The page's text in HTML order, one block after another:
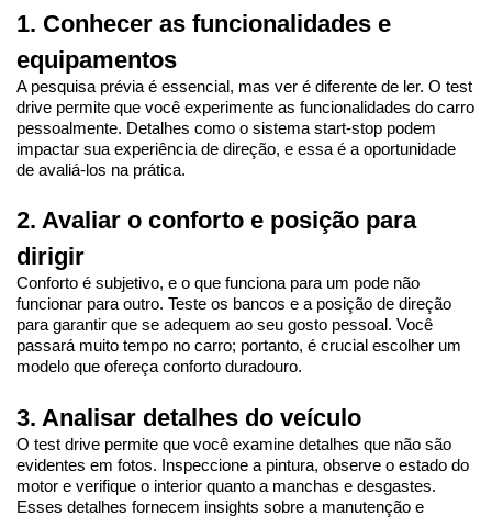
1. Conhecer as funcionalidades e
equipamentos
A pesquisa prévia é essencial, mas ver é diferente de ler. O test
drive permite que você experimente as funcionalidades do carro
pessoalmente. Detalhes como o sistema start-stop podem
impactar sua experiência de direção, e essa é a oportunidade
de avaliá-los na prática.
2. Avaliar o conforto e posição para
dirigir
Conforto é subjetivo, e o que funciona para um pode não
funcionar para outro. Teste os bancos e a posição de direção
para garantir que se adequem ao seu gosto pessoal. Você
passará muito tempo no carro; portanto, é crucial escolher um
modelo que ofereça conforto duradouro.
3. Analisar detalhes do veículo
O test drive permite que você examine detalhes que não são
evidentes em fotos. Inspeccione a pintura, observe o estado do
motor e verifique o interior quanto a manchas e desgastes.
Esses detalhes fornecem insights sobre a manutenção e